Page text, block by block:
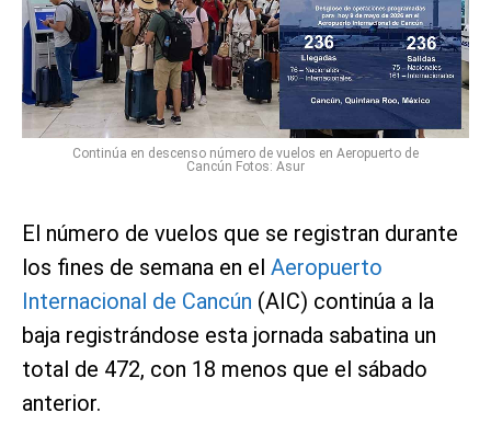
Continúa en descenso número de vuelos en Aeropuerto de
Cancún Fotos: Asur
El número de vuelos que se registran durante
los fines de semana en el Aeropuerto
Internacional de Cancún (AIC) continúa a la
baja registrándose esta jornada sabatina un
total de 472, con 18 menos que el sábado
anterior.